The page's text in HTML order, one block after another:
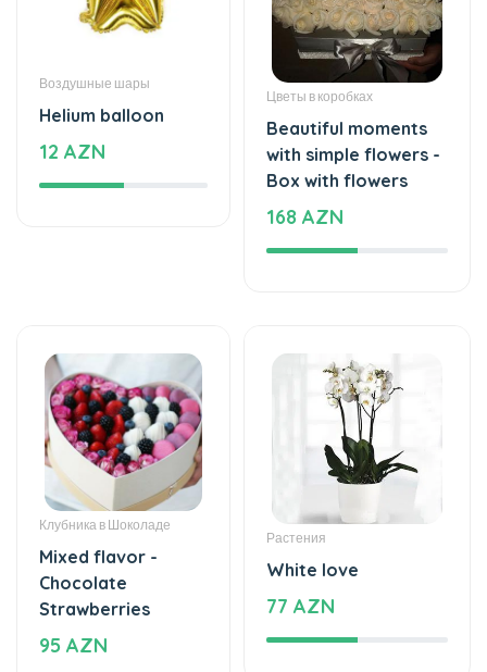
Воздушные шары
Helium balloon
12 AZN
Цветы в коробках
Beautiful moments
with simple flowers -
Box with flowers
168 AZN
Клубника в Шоколаде
Mixed flavor -
Chocolate
Strawberries
95 AZN
Растения
White love
77 AZN